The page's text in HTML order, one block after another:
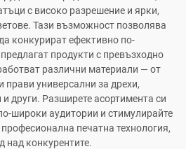
с високо разрешение и ярки,
Тази възможност позволява
конкурират ефективно по-
продукти с превъзходно
различни материали — от
прави универсални за дрехи,
други. Разширете асортимента си
широки аудитории и стимулирайте
печатна технология,
над конкурентите.